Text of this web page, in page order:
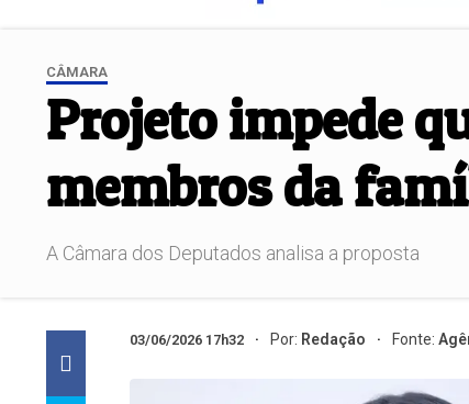
CÂMARA
Projeto impede
membros da
A Câmara dos Deputados analisa a proposta
03/06/2026 17h32 Por: Redação Fonte: